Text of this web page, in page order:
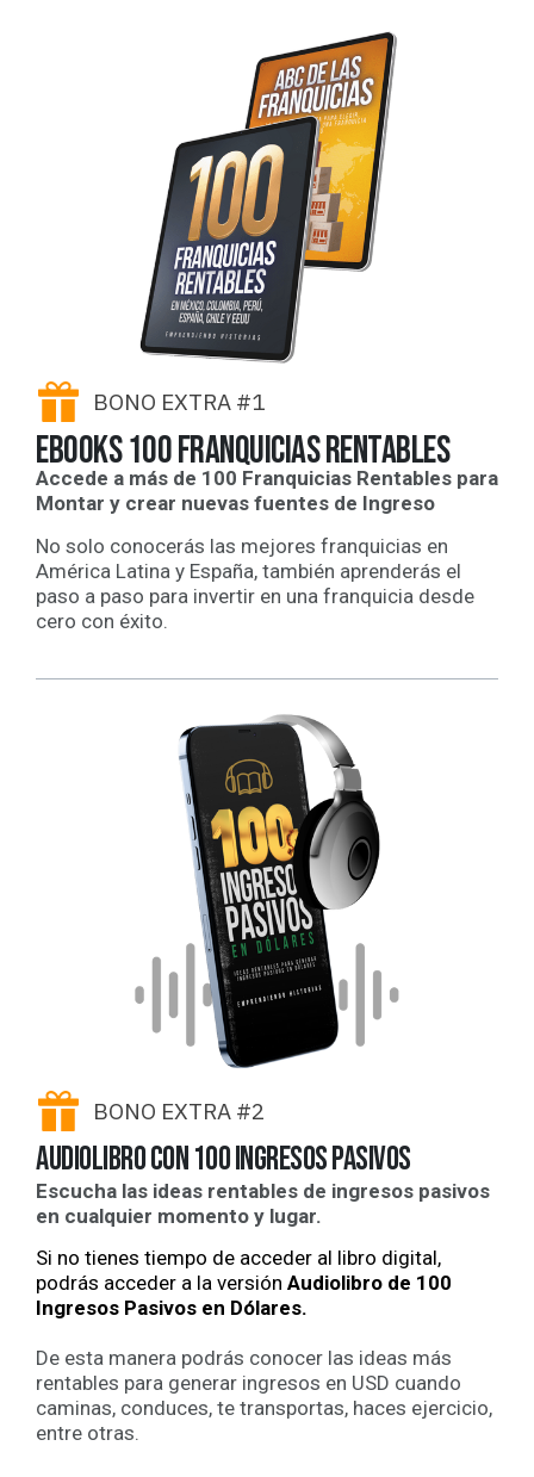
BONO EXTRA #1
ebooks 100 franquicias rentables
Accede a más de 100 Franquicias Rentables para
Montar y crear nuevas fuentes de Ingreso
No solo conocerás las mejores franquicias en
América Latina y España, también aprenderás el
paso a paso para invertir en una franquicia desde
cero con éxito.
BONO EXTRA #2
Audiolibro con 100 ingresos pasivos
Escucha las ideas rentables de ingresos pasivos
en cualquier momento y lugar.
Si no tienes tiempo de acceder al libro digital,
podrás acceder a la versión Audiolibro de 100
Ingresos Pasivos en Dólares.
De esta manera podrás conocer las ideas más
rentables para generar ingresos en USD cuando
caminas, conduces, te transportas, haces ejercicio,
entre otras.